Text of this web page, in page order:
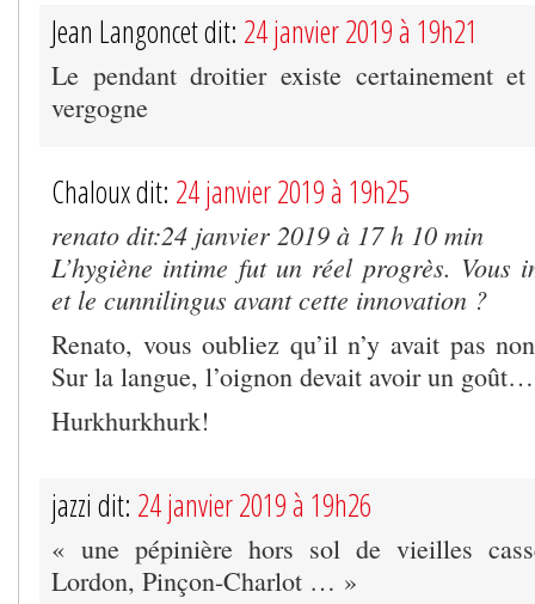
Jean Langoncet dit: 24 janvier 2019 à 19h21
Le pendant droitier existe certainement
vergogne
Chaloux dit: 24 janvier 2019 à 19h25
renato dit:24 janvier 2019 à 17 h 10 min
L’hygiène intime fut un réel progrès. Vous
et le cunnilingus avant cette innovation ?
Renato, vous oubliez qu’il n’y avait pas
Sur la langue, l’oignon devait avoir un
Hurkhurkhurk!
jazzi dit: 24 janvier 2019 à 19h26
« une pépinière hors sol de vieilles
Lordon, Pinçon-Charlot … »